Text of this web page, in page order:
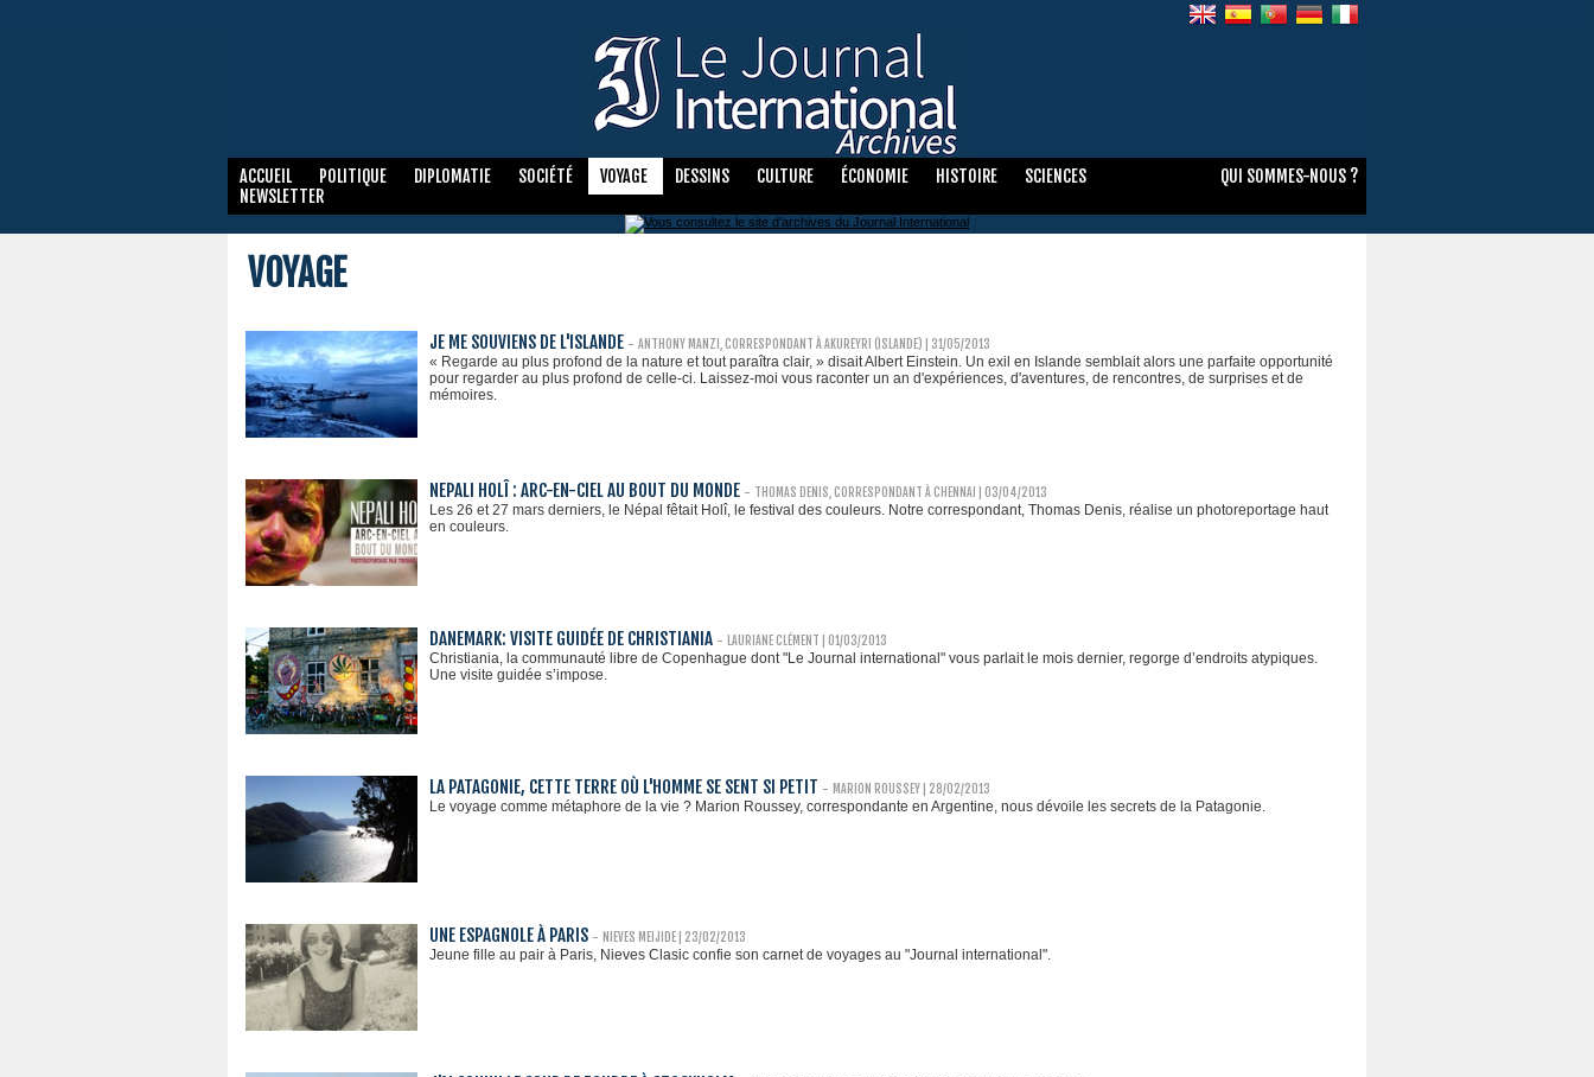
ACCUEIL POLITIQUE DIPLOMATIE SOCIÉTÉ VOYAGE DESSINS CULTURE ÉCONOMIE HISTOIRE
SCIENCES
NEWSLETTER
QUI SOMMES-NOUS ?
VOYAGE
JE ME SOUVIENS DE L'ISLANDE - ANTHONY MANZI, CORRESPONDANT À AKUREYRI (ISLANDE) | 31/05/2013
« Regarde au plus profond de la nature et tout paraîtra clair, » disait Albert Einstein. Un exil en Islande semblait alors une parfaite opportunité
pour regarder au plus profond de celle-ci. Laissez-moi vous raconter un an d'expériences, d'aventures, de rencontres, de surprises et de
mémoires.
NEPALI HOLÎ : ARC-EN-CIEL AU BOUT DU MONDE - THOMAS DENIS, CORRESPONDANT À CHENNAI | 03/04/2013
Les 26 et 27 mars derniers, le Népal fêtait Holî, le festival des couleurs. Notre correspondant, Thomas Denis, réalise un photoreportage haut
en couleurs.
DANEMARK: VISITE GUIDÉE DE CHRISTIANIA - LAURIANE CLÉMENT | 01/03/2013
Christiania, la communauté libre de Copenhague dont "Le Journal international" vous parlait le mois dernier, regorge d’endroits atypiques.
Une visite guidée s’impose.
LA PATAGONIE, CETTE TERRE OÙ L'HOMME SE SENT SI PETIT - MARION ROUSSEY | 28/02/2013
Le voyage comme métaphore de la vie ? Marion Roussey, correspondante en Argentine, nous dévoile les secrets de la Patagonie.
UNE ESPAGNOLE À PARIS - NIEVES MEIJIDE | 23/02/2013
Jeune fille au pair à Paris, Nieves Clasic confie son carnet de voyages au "Journal international".